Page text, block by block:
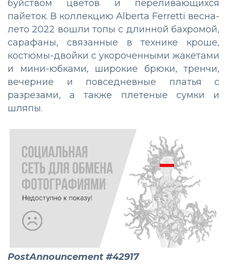
буйством цветов и переливающихся
пайеток. В коллекцию Alberta Ferretti весна-
лето 2022 вошли топы с длинной бахромой,
сарафаны, связанные в технике кроше,
костюмы-двойки с укороченными жакетами
и мини-юбками, широкие брюки, тренчи,
вечерние и повседневные платья с
разрезами, а также плетеные сумки и
шляпы.
PostAnnouncement #42917